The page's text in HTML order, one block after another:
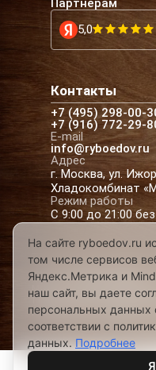
Партнёрам
5,0
Контакты
+7 (495) 298-00-
+7 (916) 772-29-
E-mail
info@ryboedov.ru
Адрес
г. Москва, ул.
Хладокомбинат
Режим работы
С 9:00 до 21:00
© 2026,Рыбоедовъ—
морепродуктов в
Предложения на
Разработано в
На сайте ryboedov.ru
том числе сервисов
Яндекс.Метрика и
наш сайт, вы даете
персональных
соответствии с
данных. Подробнее